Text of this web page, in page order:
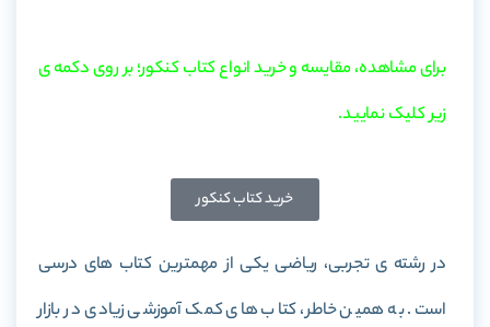
برای مشاهده، مقایسه و خرید انواع کتاب کنکور؛ بر روی دکمه ی
زیر کلیک نمایید.
خرید کتاب کنکور
در رشته ی تجربی، ریاضی یکی از مهمترین کتاب های درسی
است. به همین خاطر، کتاب های کمک آموزشی زیادی در بازار